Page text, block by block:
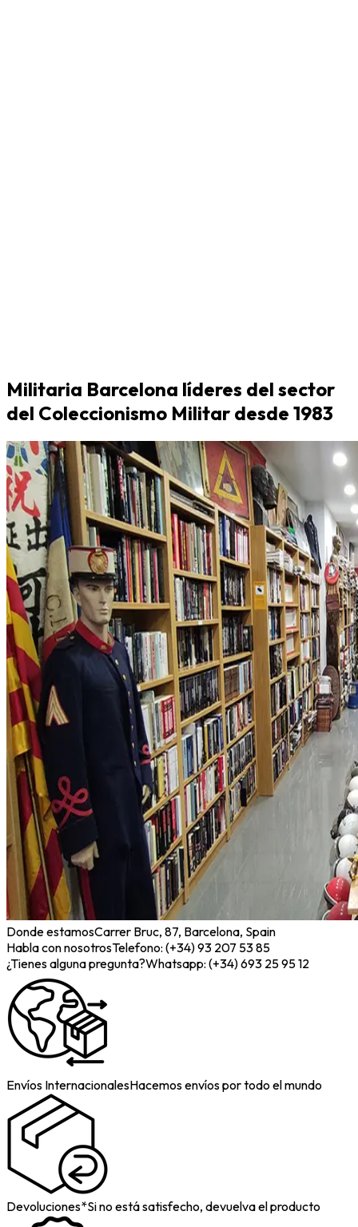
Militaria Barcelona líderes del sector
del Coleccionismo Militar desde 1983
Donde estamosCarrer Bruc, 87, Barcelona, Spain
Habla con nosotrosTelefono: (+34) 93 207 53 85
¿Tienes alguna pregunta?Whatsapp: (+34) 693 25 95 12
Envíos InternacionalesHacemos envíos por todo el mundo
Devoluciones*Si no está satisfecho, devuelva el producto